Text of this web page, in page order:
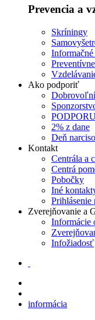
Prevencia a
Skríningy
Ako podporiť
2% z dane
Deň
Kontakt
Centrála a
Centrá
Pobočky
Iné
Prihlásenie
Zverejňovanie a
Informácie
Infožiadosť
informácia